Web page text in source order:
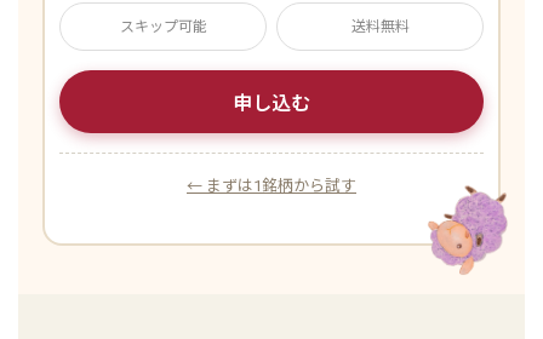
スキップ可能 送料無料
申し込む
← まずは1銘柄から試す